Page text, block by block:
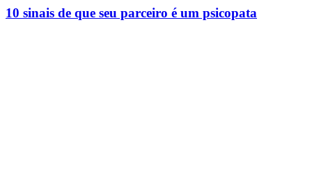
10 sinais de que seu parceiro é um psicopata